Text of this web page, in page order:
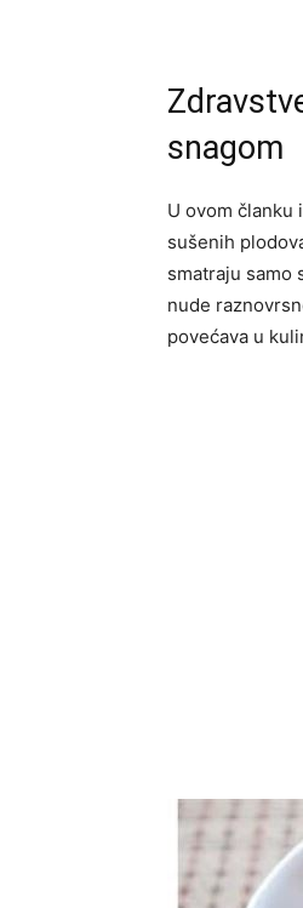
snagom
U ovom članku
sušenih
smatraju samo
nude
povećava u